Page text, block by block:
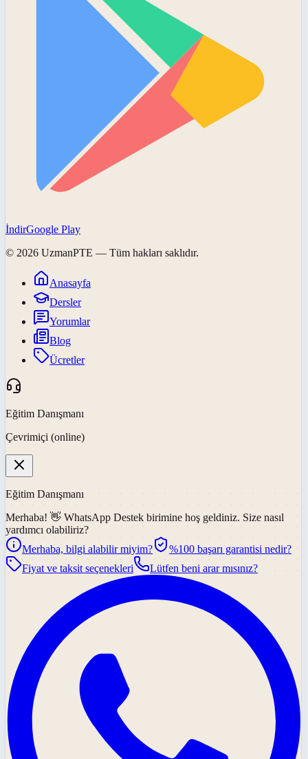
İndirGoogle Play
© 2026 UzmanPTE — Tüm hakları saklıdır.
Anasayfa
Dersler
Yorumlar
Blog
Ücretler
Eğitim Danışmanı
Çevrimiçi (online)
Eğitim Danışmanı
Merhaba! 👋 WhatsApp Destek birimine hoş geldiniz. Size nasıl
yardımcı olabiliriz?
Merhaba, bilgi alabilir miyim?
%100 başarı garantisi nedir?
Fiyat ve taksit seçenekleri
Lütfen beni arar mısınız?